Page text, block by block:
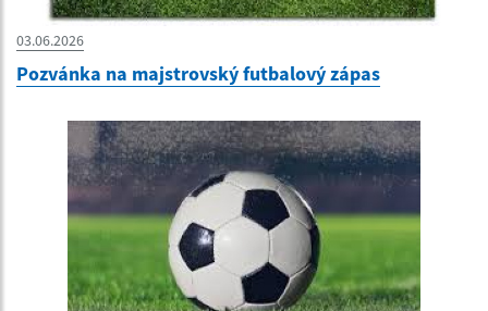
03.06.2026
Pozvánka na majstrovský futbalový zápas